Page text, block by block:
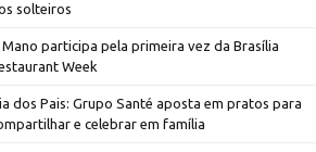
solteiros
Mano participa pela primeira vez da Brasília
Week
dos Pais: Grupo Santé aposta em pratos para
e celebrar em família